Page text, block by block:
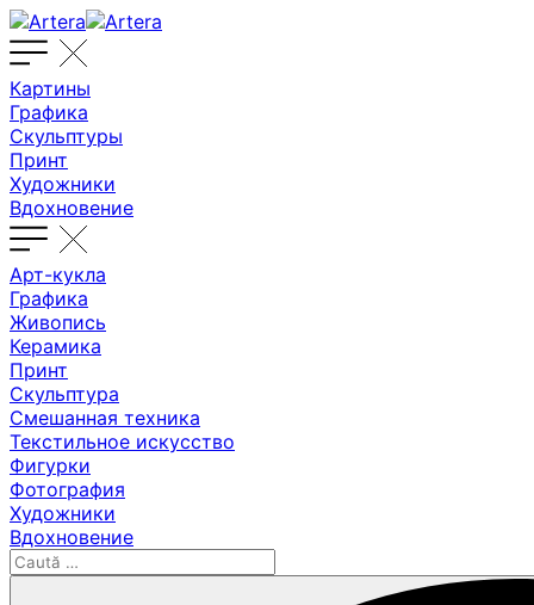
Картины
Графика
Скульптуры
Принт
Художники
Вдохновение
Арт-кукла
Графика
Живопись
Керамика
Принт
Скульптура
Смешанная техника
Текстильное искусство
Фигурки
Фотография
Художники
Вдохновение